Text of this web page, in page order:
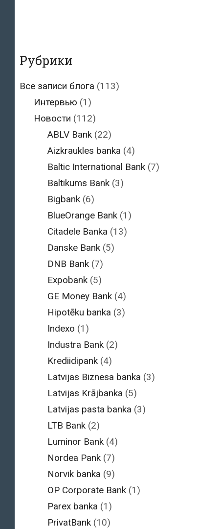
Рубрики
Все записи блога (113)
Интервью (1)
Новости (112)
ABLV Bank (22)
Aizkraukles banka (4)
Baltic International Bank (7)
Baltikums Bank (3)
Bigbank (6)
BlueOrange Bank (1)
Citadele Banka (13)
Danske Bank (5)
DNB Bank (7)
Expobank (5)
GE Money Bank (4)
Hipotēku banka (3)
Indexo (1)
Industra Bank (2)
Krediidipank (4)
Latvijas Biznesa banka (3)
Latvijas Krājbanka (5)
Latvijas pasta banka (3)
LTB Bank (2)
Luminor Bank (4)
Nordea Pank (7)
Norvik banka (9)
OP Corporate Bank (1)
Parex banka (1)
PrivatBank (10)